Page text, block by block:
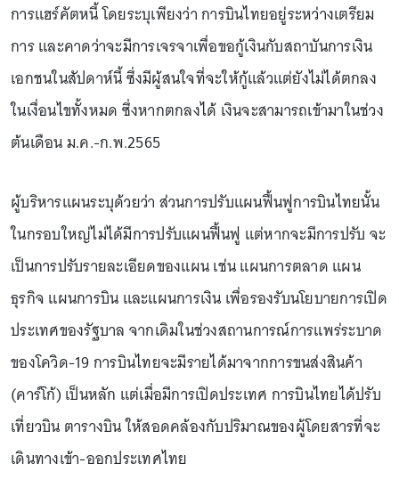
การแฮร์คัตหนี้ โดยระบุเพียงว่า การบินไทยอยู่ระหว่างเตรียม
การ และคาดว่าจะมีการเจรจาเพื่อขอกู้เงินกับสถาบันการเงิน
เอกชนในสัปดาห์นี้ ซึ่งมีผู้สนใจที่จะให้กู้แล้วแต่ยังไม่ได้ตกลง
ในเงื่อนไขทั้งหมด ซึ่งหากตกลงได้ เงินจะสามารถเข้ามาในช่วง
ต้นเดือน ม.ค.-ก.พ.2565
ผู้บริหารแผนระบุด้วยว่า ส่วนการปรับแผนฟื้นฟูการบินไทยนั้น
ในกรอบใหญ่ไม่ได้มีการปรับแผนฟื้นฟู แต่หากจะมีการปรับ จะ
เป็นการปรับรายละเอียดของแผน เช่น แผนการตลาด แผน
ธุรกิจ แผนการบิน และแผนการเงิน เพื่อรองรับนโยบายการเปิด
ประเทศของรัฐบาล จากเดิมในช่วงสถานการณ์การแพร่ระบาด
ของโควิด-19 การบินไทยจะมีรายได้มาจากการขนส่งสินค้า
(คาร์โก้) เป็นหลัก แต่เมื่อมีการเปิดประเทศ การบินไทยได้ปรับ
เที่ยวบิน ตารางบิน ให้สอดคล้องกับปริมาณของผู้โดยสารที่จะ
เดินทางเข้า-ออกประเทศไทย